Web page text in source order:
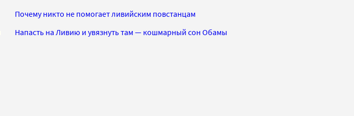
Почему никто не помогает ливийским повстанцам
Напасть на Ливию и увязнуть там — кошмарный сон Обамы